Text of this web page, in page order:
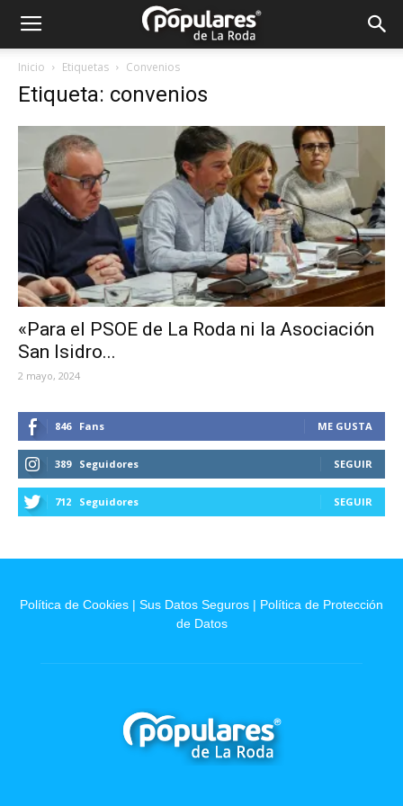
Partido
Popular
Roda
Inicio Etiquetas Convenios
Etiqueta: convenios
«Para el PSOE de La Roda ni la Asociación
San Isidro...
2 mayo, 2024
846 Fans ME GUSTA
389 Seguidores SEGUIR
712 Seguidores SEGUIR
Política de Cookies | Sus Datos Seguros | Política de Protección
de Datos